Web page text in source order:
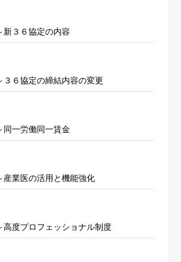
新３６協定の内容
３６協定の締結内容の変更
同一労働同一賃金
産業医の活用と機能強化
高度プロフェッショナル制度